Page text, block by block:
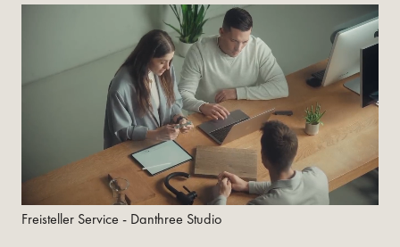
Freisteller Service - Danthree Studio